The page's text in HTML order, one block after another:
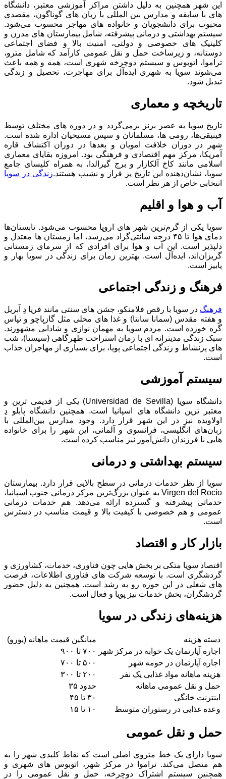
این شهر همچنین به دلیل داشتن مراکز آموزشی معتبر، دانشگاه
‌های با سابقه و مدارس بین ‌المللی با زبان ‌های گوناگون، مقصدی
محبوب برای دانشجویان و خانواده ‌های مهاجر محسوب می‌شود.
سیستم بهداشتی و درمانی پیشرفته، شامل بیمارستان‌ های مدرن و
کلینیک‌ های خصوصی و دولتی، امنیت بالا و فضای اجتماعی
دوستانه، و زیرساخت حمل ‌و نقل عمومی کارآمد که شامل مترو،
تراموا، اتوبوس و سیستم دوچرخه شهری است، همه و همه باعث
می‌شوند سویا به شهری ایده‌آل برای مهاجرت، تحصیل و زندگی
تبدیل شود.
تاریخچه و معماری
تاریخ سویا به عصر برنز برمی‌گردد و در دوره‌ های مختلف توسط
فینیقی‌ها، رومی‌ ها، مسلمانان و سپس مسیحیان اداره شده است.
شهر در دوران خلافت امویان و بعدها در دوران اکتشاف قاره
آمریکا، مرکز مهم اقتصادی و فرهنگی بود. امروزه بقایای معماری
اسلامی مانند کاخ آلکازار و برج گیرالدا، به همراه کلیسای جامع
سویا، نشان‌دهنده این تاریخ پر فراز و نشیب هستند.زندگی در سویا
انتخابی خاص از هر نظر است.
آب و هوا و اقلیم
سویا یکی از گرم‌ترین شهر های اروپا محسوب می‌شود. تابستان‌ها
دمای هوا تا ۴۵ درجه سانتی‌گراد می‌رسد، اما زمستان‌ ها معتدل و
دلپذیر است. این آب ‌و هوا برای افرادی که از سرمای زمستانی
گریزان‌اند، ایده‌آل است. بهترین زمان برای زندگی در سویا بهار و
پاییز است.
فرهنگ و زندگی اجتماعی
فرهنگ در سویا با رقص فلامنکو، جشن‌ های سنتی مانند فریا دِ آبریل
و هفته مقدس (سمانا سانتا) و غذا های محلی مثل گازپاچو و تپاس
گره خورده است. مردم سویا به مهمان‌ نوازی و شادابی مشهورند.
سبک زندگی مدیترانه‌ ای با زمان استراحت ظهرگاهی (سیستا)، شب‌
های پرنشاط و زندگی اجتماعی پویا، برای بسیاری از مهاجران جذاب
است.
سیستم آموزشی
دانشگاه سویا (Universidad de Sevilla) یکی از قدیمی ‌ترین و
معتبر ترین دانشگاه ‌های اسپانیا است. همچنین دانشگاه پابلو دِ
اولاویده نیز در این شهر قرار دارد. وجود مدارس بین‌المللی با
زبان‌های انگلیسی، فرانسوی و آلمانی، این شهر را برای خانواده
‌هایی با فرزندان دانش‌آموز نیز مناسب کرده است.
سیستم بهداشتی و درمانی
سویا از نظر خدمات درمانی در سطح بالایی قرار دارد. بیمارستان
Virgen del Rocío به عنوان بزرگ‌ترین مرکز درمانی جنوب اسپانیا،
خدماتی پیشرفته و گسترده ارائه می‌دهد. هم خدمات درمانی
عمومی و هم خصوصی با کیفیت بالا و قیمت مناسب در دسترس
است.
بازار کار و اقتصاد
اقتصاد سویا متکی بر بخش‌ هایی چون فناوری، خدمات، کشاورزی و
گردشگری است. با توسعه شرکت ‌های فناوری اطلاعات، فرصت‌
های شغلی در این حوزه رو به رشد است. همچنین به دلیل حضور
گردشگران، بخش خدمات نیز پویا و فعال است.
هزینه‌های زندگی در سویا
دسته هزینه
میانگین قیمت ماهانه (یورو)
اجاره آپارتمان یک ‌خوابه در مرکز شهر
۷۰۰ تا ۹۰۰
اجاره آپارتمان در حومه شهر
۵۰۰ تا ۷۰۰
هزینه ماهانه مواد غذایی یک نفر
۲۰۰ تا ۳۰۰
حمل و نقل عمومی ماهانه
حدود ۳۵
اینترنت خانگی
۳۰ تا ۴۵
وعده غذایی در رستوران متوسط
۱۰ تا ۱۵
حمل و نقل عمومی
سویا دارای یک خط متروی اصلی است که نقاط کلیدی شهر را به
هم متصل می‌کند. تراموا در مرکز شهر، اتوبوس‌ های شهری و
همچنین سیستم اشتراک دوچرخه، حمل و نقل عمومی را در